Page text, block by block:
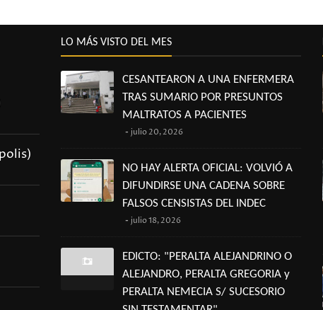
LO MÁS VISTO DEL MES
CESANTEARON A UNA ENFERMERA
TRAS SUMARIO POR PRESUNTOS
MALTRATOS A PACIENTES
julio 20, 2026
NO HAY ALERTA OFICIAL: VOLVIÓ A
DIFUNDIRSE UNA CADENA SOBRE
FALSOS CENSISTAS DEL INDEC
julio 18, 2026
EDICTO: "PERALTA ALEJANDRINO O
ALEJANDRO, PERALTA GREGORIA y
PERALTA NEMECIA S/ SUCESORIO